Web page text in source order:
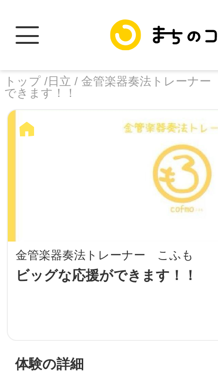
トップ /日立 / 金管楽器奏法トレーナ
できます！！
金管楽器奏法トレーナー こふも
ビッグな応援ができます！！
facebook
体験の詳細
トップ
加盟スポットに
地域に導入を